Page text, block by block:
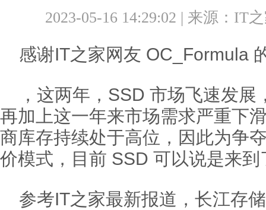
2023-05-16 14:29:02 | 来源： IT
感谢IT之家网友 OC_Formula
，这两年，SSD 市场飞速发
再加上这一年来市场需求严重下
商库存持续处于高位，因此为争
价模式，目前 SSD 可以说是来到
参考IT之家最新报道，长江存